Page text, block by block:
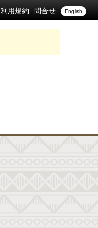
利用規約 問合せ English